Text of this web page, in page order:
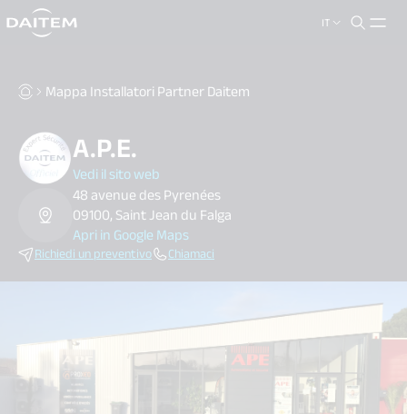
IT
search.label
Mappa Installatori Partner Daitem
A.P.E.
Vedi il sito web
48 avenue des Pyrenées
09100, Saint Jean du Falga
Apri in Google Maps
Richiedi un preventivo Chiamaci